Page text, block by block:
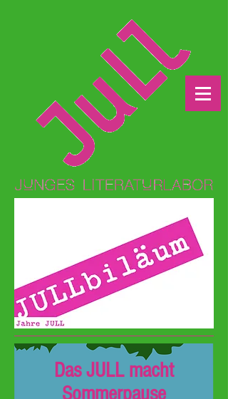
Das JULL macht
Sommerpause